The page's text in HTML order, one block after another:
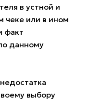
в устной и
чеке или в ином
факт
данному
выбору